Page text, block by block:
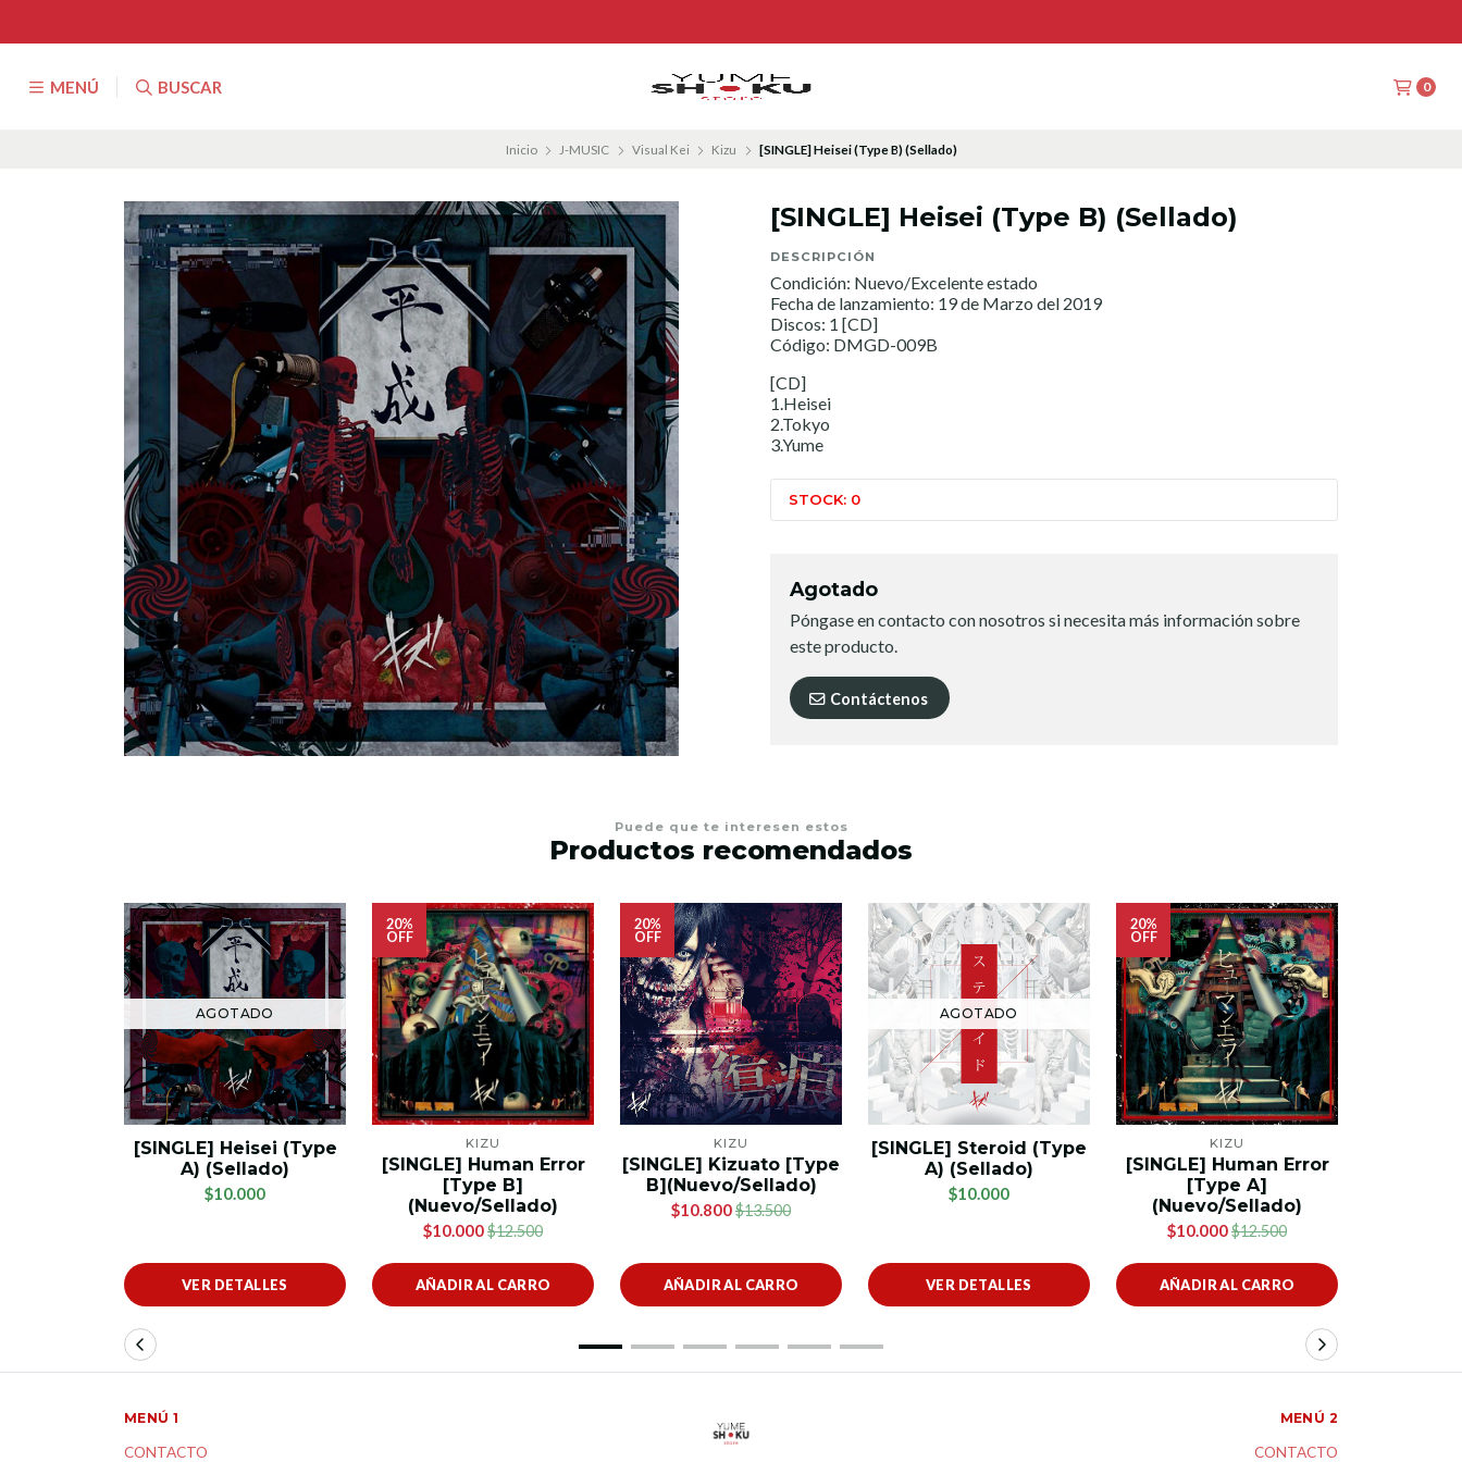
MENÚ BUSCAR 0
Inicio J-MUSIC Visual Kei Kizu [SINGLE] Heisei (Type B) (Sellado)
[SINGLE] Heisei (Type B) (Sellado)
DESCRIPCIÓN
Condición: Nuevo/Excelente estado
Fecha de lanzamiento: 19 de Marzo del 2019
Discos: 1 [CD]
Código: DMGD-009B
[CD]
1.Heisei
2.Tokyo
3.Yume
STOCK: 0
Agotado
Póngase en contacto con nosotros si necesita más información sobre
este producto.
Contáctenos
Puede que te interesen estos
Productos recomendados
AGOTADO
[SINGLE] Heisei (Type
A) (Sellado)
$10.000
VER DETALLES
20%
OFF
KIZU
[SINGLE] Human Error
[Type B]
(Nuevo/Sellado)
$10.000$12.500
AÑADIR AL CARRO
20%
OFF
KIZU
[SINGLE] Kizuato [Type
B](Nuevo/Sellado)
$10.800$13.500
AÑADIR AL CARRO
AGOTADO
[SINGLE] Steroid (Type
A) (Sellado)
$10.000
VER DETALLES
20%
OFF
KIZU
[SINGLE] Human Error
[Type A]
(Nuevo/Sellado)
$10.000$12.500
AÑADIR AL CARRO
MENÚ 1
CONTACTO
MENÚ 2
CONTACTO